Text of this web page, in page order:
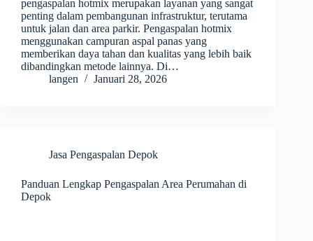
pengaspalan hotmix merupakan layanan yang sangat
penting dalam pembangunan infrastruktur, terutama
untuk jalan dan area parkir. Pengaspalan hotmix
menggunakan campuran aspal panas yang
memberikan daya tahan dan kualitas yang lebih baik
dibandingkan metode lainnya. Di…
langen
Januari 28, 2026
Jasa Pengaspalan Depok
Panduan Lengkap Pengaspalan Area Perumahan di
Depok